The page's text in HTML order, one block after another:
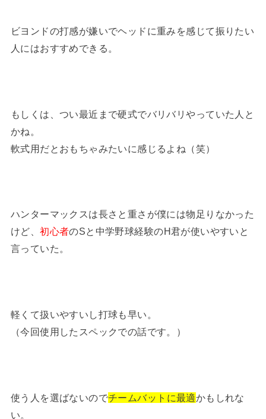
ビヨンドの打感が嫌いでヘッドに重みを感じて振りたい
人にはおすすめできる。
もしくは、つい最近まで硬式でバリバリやっていた人と
かね。
軟式用だとおもちゃみたいに感じるよね（笑）
ハンターマックスは長さと重さが僕には物足りなかった
けど、初心者のSと中学野球経験のH君が使いやすいと
言っていた。
軽くて扱いやすいし打球も早い。
（今回使用したスペックでの話です。）
使う人を選ばないのでチームバットに最適かもしれな
い。